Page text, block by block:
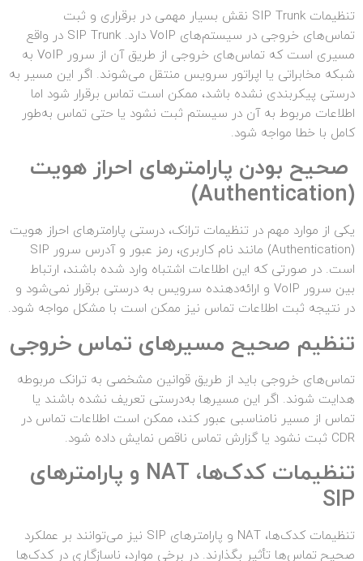
تنظیمات SIP Trunk نقش بسیار مهمی در برقراری و ثبت
تماس‌های خروجی در سیستم‌های VoIP دارد. SIP Trunk در واقع
مسیری است که تماس‌های خروجی از طریق آن از سرور VoIP به
شبکه مخابراتی یا اپراتور سرویس منتقل می‌شوند. اگر این مسیر به
درستی پیکربندی نشده باشد، ممکن است تماس برقرار شود اما
اطلاعات مربوط به آن در سیستم ثبت نشود یا حتی تماس به‌طور
کامل با خطا مواجه شود.
صحیح بودن پارامترهای احراز هویت
(
Authentication
)
یکی از موارد مهم در تنظیمات ترانک، درستی پارامترهای احراز هویت
(Authentication) مانند نام کاربری، رمز عبور و آدرس سرور SIP
است. در صورتی که این اطلاعات اشتباه وارد شده باشند، ارتباط
بین سرور VoIP و ارائه‌دهنده سرویس به درستی برقرار نمی‌شود و
در نتیجه ثبت اطلاعات تماس نیز ممکن است با مشکل مواجه شود.
تنظیم صحیح مسیرهای تماس خروجی
تماس‌های خروجی باید از طریق قوانین مشخصی به ترانک مربوطه
هدایت شوند. اگر این مسیرها به‌درستی تعریف نشده باشند یا
تماس از مسیر نامناسبی عبور کند، ممکن است اطلاعات تماس در
CDR ثبت نشود یا گزارش تماس ناقص نمایش داده شود.
تنظیمات کدک‌ها، NAT و پارامترهای
SIP
تنظیمات کدک‌ها، NAT و پارامترهای SIP نیز می‌توانند بر عملکرد
صحیح تماس‌ها تأثیر بگذارند. در برخی موارد، ناسازگاری در کدک‌ها